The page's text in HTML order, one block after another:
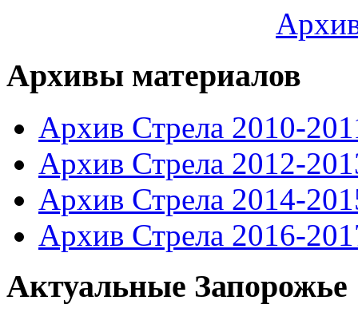
Архивы материалов
Архив Стрела 2010-
Архив Стрела 2012-
Архив Стрела 2014-
Архив Стрела 2016-
Актуальные Запорожье